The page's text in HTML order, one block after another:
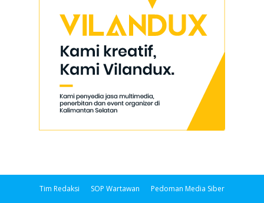
Tim Redaksi SOP Wartawan Pedoman Media Siber